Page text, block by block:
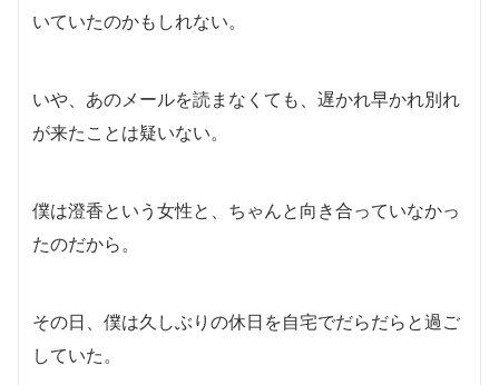
いていたのかもしれない。
いや、あのメールを読まなくても、遅かれ早かれ別れ
が来たことは疑いない。
僕は澄香という女性と、ちゃんと向き合っていなかっ
たのだから。
その日、僕は久しぶりの休日を自宅でだらだらと過ご
していた。